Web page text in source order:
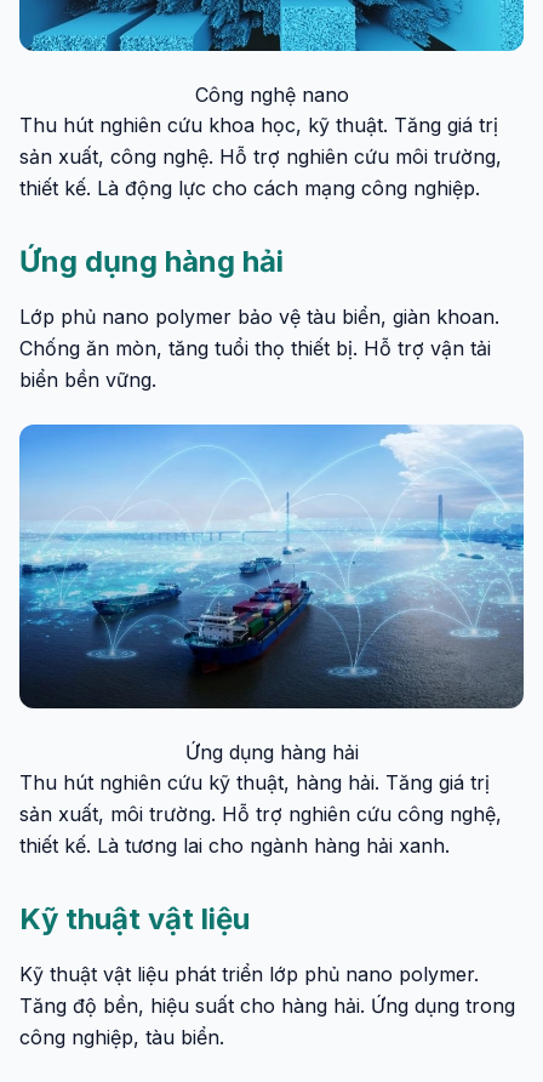
Công nghệ nano
Thu hút nghiên cứu khoa học, kỹ thuật. Tăng giá trị
sản xuất, công nghệ. Hỗ trợ nghiên cứu môi trường,
thiết kế. Là động lực cho cách mạng công nghiệp.
Ứng dụng hàng hải
Lớp phủ nano polymer bảo vệ tàu biển, giàn khoan.
Chống ăn mòn, tăng tuổi thọ thiết bị. Hỗ trợ vận tải
biển bền vững.
Ứng dụng hàng hải
Thu hút nghiên cứu kỹ thuật, hàng hải. Tăng giá trị
sản xuất, môi trường. Hỗ trợ nghiên cứu công nghệ,
thiết kế. Là tương lai cho ngành hàng hải xanh.
Kỹ thuật vật liệu
Kỹ thuật vật liệu phát triển lớp phủ nano polymer.
Tăng độ bền, hiệu suất cho hàng hải. Ứng dụng trong
công nghiệp, tàu biển.